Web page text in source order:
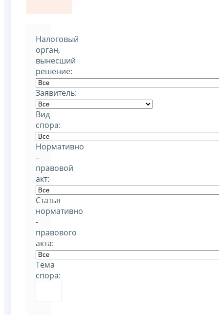
Налоговый
орган,
вынесший
решение:
Заявитель:
Вид
спора:
Нормативно
–
правовой
акт:
Статья
нормативно
-
правового
акта:
Тема
спора: